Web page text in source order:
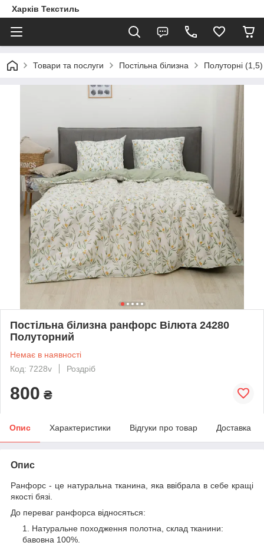
Харків Текстиль
Товари та послуги Постільна білизна Полуторні (1,5)
Постільна білизна ранфорс Вілюта 24280
Полуторний
Немає в наявності
Код: 7228v
Роздріб
800 ₴
Опис Характеристики Відгуки про товар Доставка
Опис
Ранфорс - це натуральна тканина, яка ввібрала в себе кращі
якості бязі.
До переваг ранфорса відносяться:
Натуральне походження полотна, склад тканини:
бавовна 100%.